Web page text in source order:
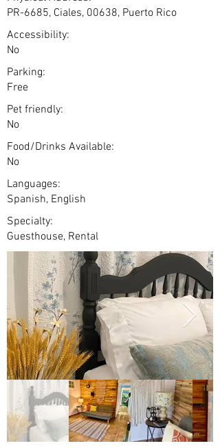
PR-6685, Ciales, 00638, Puerto Rico
Accessibility:
No
Parking:
Free
Pet friendly:
No
Food/Drinks Available:
No
Languages:
Spanish, English
Specialty:
Guesthouse, Rental